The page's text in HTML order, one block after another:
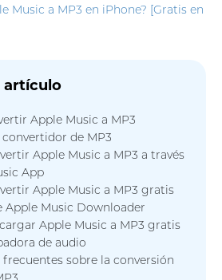
Music a MP3 en iPhone? [Gratis en
artículo
Apple Music a MP3
de MP3
Apple Music a MP3 a través
App
Apple Music a MP3 gratis
Apple Music Downloader
Apple Music a MP3 gratis
de audio
sobre la conversión